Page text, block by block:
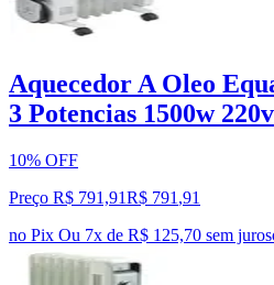
Aquecedor A Oleo
3 Potencias 1500w 220v
10% OFF
Preço R$ 791,91R$ 791 ,91
no Pix Ou 7x de R$ 125,70 sem juros